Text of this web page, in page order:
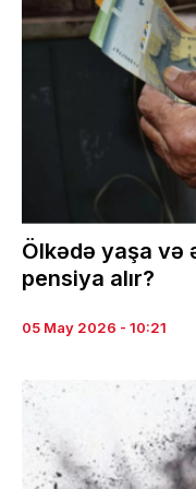
Ölkədə yaşa və
pensiya alır?
05 May 2026 - 10:21